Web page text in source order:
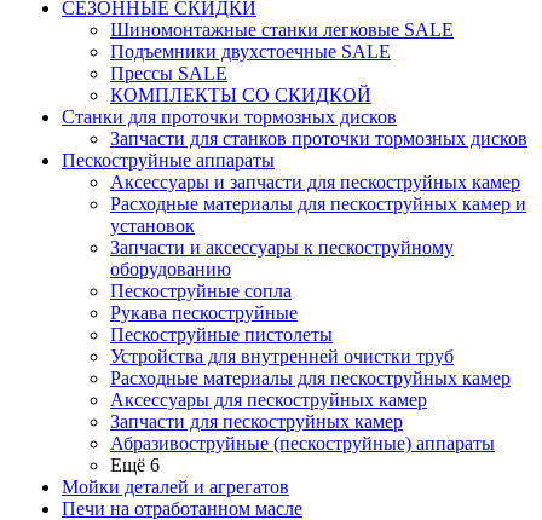
СЕЗОННЫЕ СКИДКИ
Шиномонтажные станки легковые SALE
Подъемники двухстоечные SALE
Прессы SALE
КОМПЛЕКТЫ СО СКИДКОЙ
Станки для проточки тормозных дисков
Запчасти для станков проточки тормозных дисков
Пескоструйные аппараты
Аксессуары и запчасти для пескоструйных камер
Расходные материалы для пескоструйных камер и
установок
Запчасти и аксессуары к пескоструйному
оборудованию
Пескоструйные сопла
Рукава пескоструйные
Пескоструйные пистолеты
Устройства для внутренней очистки труб
Расходные материалы для пескоструйных камер
Аксессуары для пескоструйных камер
Запчасти для пескоструйных камер
Абразивоструйные (пескоструйные) аппараты
Ещё 6
Мойки деталей и агрегатов
Печи на отработанном масле